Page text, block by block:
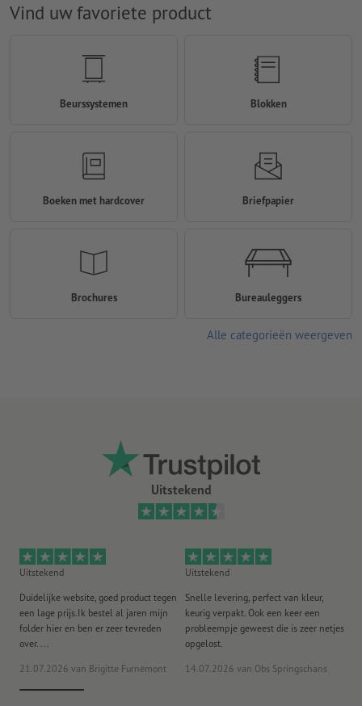
Uitstekend
Uitstekend
Duidelijke website, goed product tegen
een lage prijs.Ik bestel al jaren mijn
folder hier en ben er zeer tevreden
over. ...
21.07.2026 van Brigitte Furnèmont
Uitstekend
Snelle levering, perfect van kleur,
keurig verpakt. Ook een keer een
probleempje geweest die is zeer netjes
opgelost.
14.07.2026 van Obs Springschans
Vind uw favoriete product
Beurssystemen Blokken
Boeken met hardcover Briefpapier
Brochures Bureauleggers
Alle categorieën weergeven